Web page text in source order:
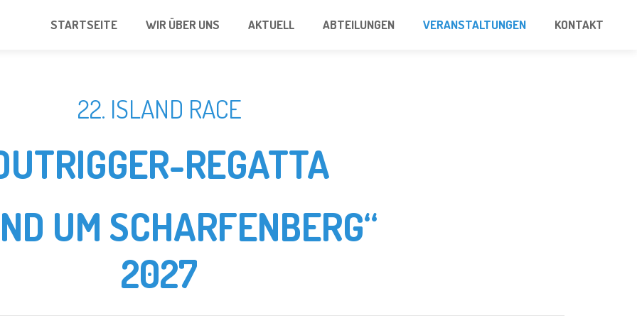
STARTSEITE WIR ÜBER UNS AKTUELL ABTEILUNGEN VERANSTALTUNGEN KONTAKT
22. ISLAND RACE
REGATTA
UM SCHARFENBERG“
2027